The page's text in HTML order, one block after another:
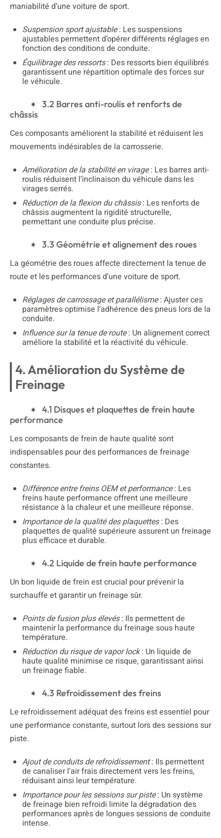
maniabilité d’une voiture de sport.
Suspension sport ajustable: Les suspensions
ajustables permettent d’opérer différents réglages en
fonction des conditions de conduite.
Équilibrage des ressorts: Des ressorts bien équilibrés
garantissent une répartition optimale des forces sur
le véhicule.
3.2 Barres anti-roulis et renforts de
châssis
Ces composants améliorent la stabilité et réduisent les
mouvements indésirables de la carrosserie.
Amélioration de la stabilité en virage: Les barres anti-
roulis réduisent l’inclinaison du véhicule dans les
virages serrés.
Réduction de la flexion du châssis: Les renforts de
châssis augmentent la rigidité structurelle,
permettant une conduite plus précise.
3.3 Géométrie et alignement des roues
La géométrie des roues affecte directement la tenue de
route et les performances d’une voiture de sport.
Réglages de carrossage et parallélisme: Ajuster ces
paramètres optimise l’adhérence des pneus lors de la
conduite.
Influence sur la tenue de route: Un alignement correct
améliore la stabilité et la réactivité du véhicule.
4. Amélioration du Système de
Freinage
4.1 Disques et plaquettes de frein haute
performance
Les composants de frein de haute qualité sont
indispensables pour des performances de freinage
constantes.
Différence entre freins OEM et performance: Les
freins haute performance offrent une meilleure
résistance à la chaleur et une meilleure réponse.
Importance de la qualité des plaquettes: Des
plaquettes de qualité supérieure assurent un freinage
plus efficace et durable.
4.2 Liquide de frein haute performance
Un bon liquide de frein est crucial pour prévenir la
surchauffe et garantir un freinage sûr.
Points de fusion plus élevés: Ils permettent de
maintenir la performance du freinage sous haute
température.
Réduction du risque de vapor lock: Un liquide de
haute qualité minimise ce risque, garantissant ainsi
un freinage fiable.
4.3 Refroidissement des freins
Le refroidissement adéquat des freins est essentiel pour
une performance constante, surtout lors des sessions sur
piste.
Ajout de conduits de refroidissement: Ils permettent
de canaliser l’air frais directement vers les freins,
réduisant ainsi leur température.
Importance pour les sessions sur piste: Un système
de freinage bien refroidi limite la dégradation des
performances après de longues sessions de conduite
intense.